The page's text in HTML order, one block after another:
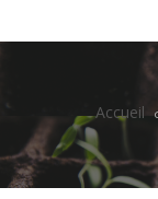
Accueil